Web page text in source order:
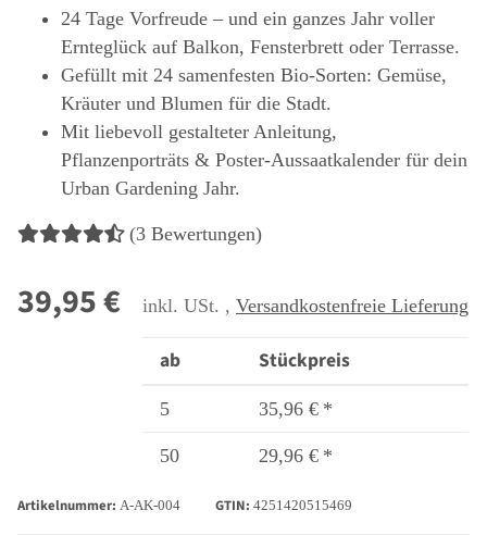
24 Tage Vorfreude – und ein ganzes Jahr voller
Ernteglück auf Balkon, Fensterbrett oder Terrasse.
Gefüllt mit 24 samenfesten Bio-Sorten: Gemüse,
Kräuter und Blumen für die Stadt.
Mit liebevoll gestalteter Anleitung,
Pflanzenporträts & Poster-Aussaatkalender für dein
Urban Gardening Jahr.
(3 Bewertungen)
39,95 € inkl. USt. , Versandkostenfreie Lieferung
ab Stückpreis
5 35,96 € *
50 29,96 € *
Artikelnummer: A-AK-004 GTIN: 4251420515469